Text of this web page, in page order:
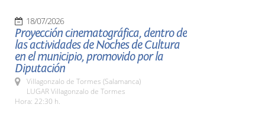
18/07/2026
Proyección cinematográfica, dentro de
las actividades de Noches de Cultura
en el municipio, promovido por la
Diputación
Villagonzalo de Tormes (Salamanca)
LUGAR Villagonzalo de Tormes
Hora: 22:30 h.